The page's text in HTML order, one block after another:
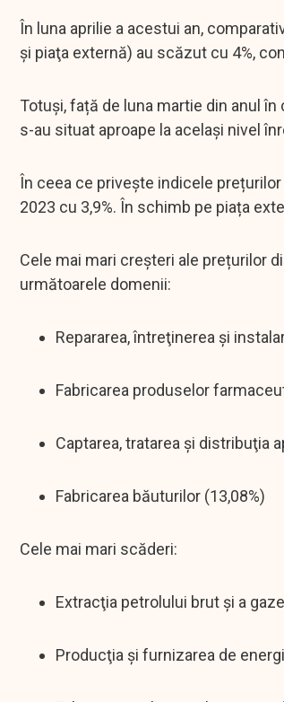
În luna aprilie a acestui an,
şi piaţa externă) au scăzut cu 4%,
Totuși, față de luna martie din anul
s-au situat aproape la acelaşi nivel
În ceea ce privește indicele
2023 cu 3,9%. În schimb pe piața
Cele mai mari creșteri ale prețurilor
următoarele domenii:
Repararea, întreţinerea şi
Fabricarea produselor
Captarea, tratarea şi distribuţia
Fabricarea băuturilor (13,08%)
Cele mai mari scăderi:
Extracţia petrolului brut şi a
Producţia şi furnizarea de